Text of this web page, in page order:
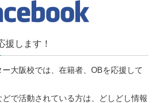
援します！
ー大阪校では、在籍者、OBを応援して
どで活動されている方は、どしどし情報